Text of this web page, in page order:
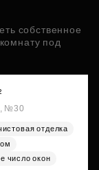
собственное
под
№30
отделка
число окон